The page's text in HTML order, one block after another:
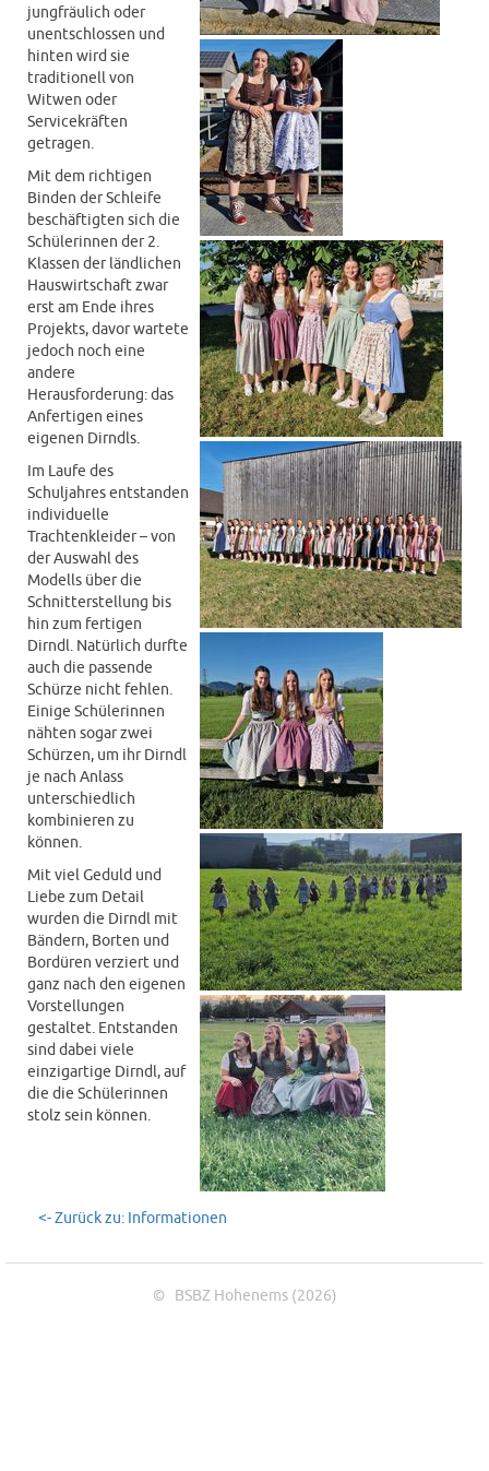
jungfräulich oder
unentschlossen und
hinten wird sie
traditionell von
Witwen oder
Servicekräften
getragen.
Mit dem richtigen
Binden der Schleife
beschäftigten sich die
Schülerinnen der 2.
Klassen der ländlichen
Hauswirtschaft zwar
erst am Ende ihres
Projekts, davor wartete
jedoch noch eine
andere
Herausforderung: das
Anfertigen eines
eigenen Dirndls.
Im Laufe des
Schuljahres entstanden
individuelle
Trachtenkleider – von
der Auswahl des
Modells über die
Schnitterstellung bis
hin zum fertigen
Dirndl. Natürlich durfte
auch die passende
Schürze nicht fehlen.
Einige Schülerinnen
nähten sogar zwei
Schürzen, um ihr Dirndl
je nach Anlass
unterschiedlich
kombinieren zu
können.
Mit viel Geduld und
Liebe zum Detail
wurden die Dirndl mit
Bändern, Borten und
Bordüren verziert und
ganz nach den eigenen
Vorstellungen
gestaltet. Entstanden
sind dabei viele
einzigartige Dirndl, auf
die die Schülerinnen
stolz sein können.
<- Zurück zu: Informationen
© BSBZ Hohenems (2026)